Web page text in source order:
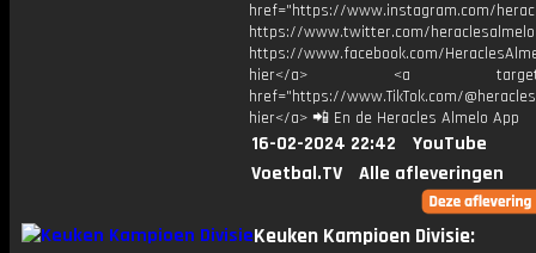
href="https://www.instagram.com/
https://www.twitter.com/heraclesalmelo
https://www.facebook.com/
hier</a> <a
href="https://www.TikTok.com/
hier</a> 📲 En de Heracles Almelo App
16-02-2024 22:42
YouTube
Voetbal.TV
Alle afleveringen
Keuken Kampioen Divisie: